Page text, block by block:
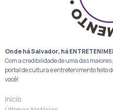
Onde há Salvador, há
Com a credibilidade de uma das
portal de cultura e entretenimento feito
você!
Início